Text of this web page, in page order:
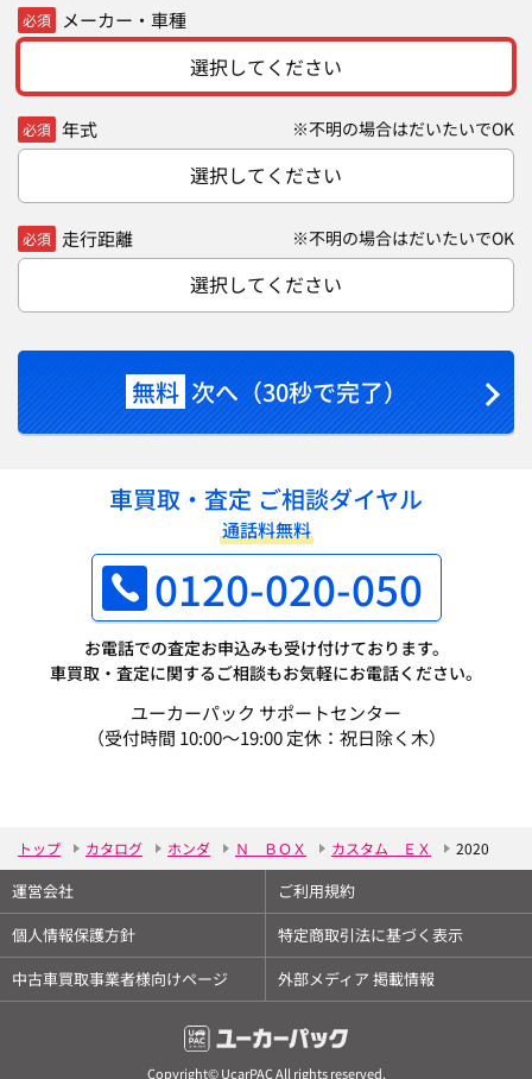
必須 メーカー・車種
選択してください
必須 年式 ※不明の場合はだいたいでOK
選択してください
必須 走行距離 ※不明の場合はだいたいでOK
選択してください
無料 次へ（30秒で完了）
車買取・査定 ご相談ダイヤル
通話料無料
0120-020-050
お電話での査定お申込みも受け付けております。
車買取・査定に関するご相談もお気軽にお電話ください。
ユーカーパック サポートセンター
（受付時間 10:00～19:00 定休：祝日除く木）
トップ カタログ ホンダ Ｎ ＢＯＸ カスタム ＥＸ 2020
運営会社
ご利用規約
個人情報保護方針
特定商取引法に基づく表示
中古車買取事業者様向けページ
外部メディア 掲載情報
Copyright© UcarPAC All rights reserved.